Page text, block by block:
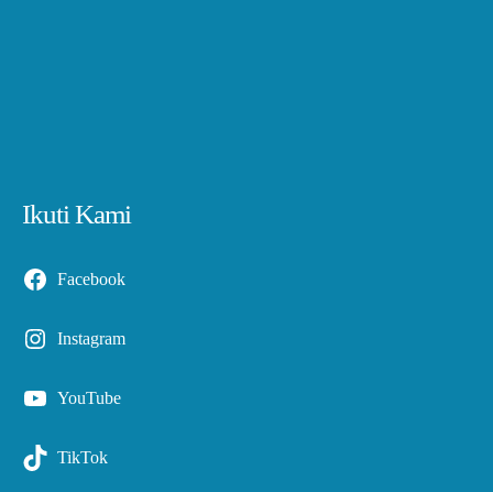
Ikuti Kami
Facebook
Instagram
YouTube
TikTok